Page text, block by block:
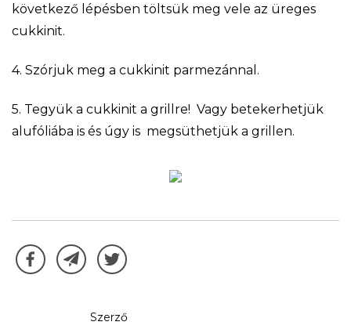
következő lépésben töltsük meg vele az üreges
cukkinit.
4. Szórjuk meg a cukkinit parmezánnal.
5. Tegyük a cukkinit a grillre! Vagy betekerhetjük
alufóliába is és úgy is megsüthetjük a grillen.
Szerző